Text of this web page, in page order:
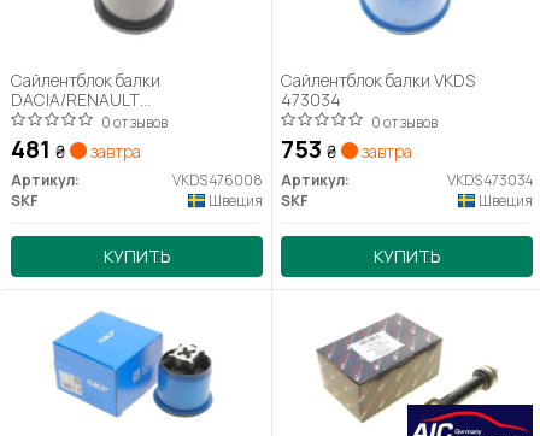
Сайлентблок балки
DACIA/RENAULT
Duster/Logan/Sandero "R "04>>
0 отзывов
481 ₴ завтра
Артикул:
VKDS 476008
SKF
Швеция
КУПИТЬ
Сайлентблок балки VKDS
473034
0 отзывов
753 ₴ завтра
Артикул:
VKDS 473034
SKF
Швеция
КУПИТЬ